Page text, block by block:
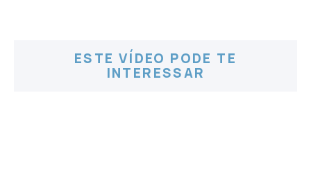
ESTE VÍDEO PODE TE
INTERESSAR